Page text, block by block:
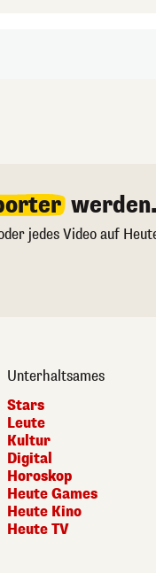
werden.
jedes Video auf
Unterhaltsames
Stars
Leute
Kultur
Digital
Horoskop
Heute Games
Heute Kino
Heute TV